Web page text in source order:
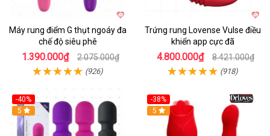
Máy rung điểm G thụt ngoáy đa
chế độ siêu phê
1.390.000₫ 2.075.000₫
(926)
Trứng rung Lovense Vulse điều
khiển app cực đã
4.800.000₫ 8.421.000₫
(918)
-40%
5
-38%
Hot
5